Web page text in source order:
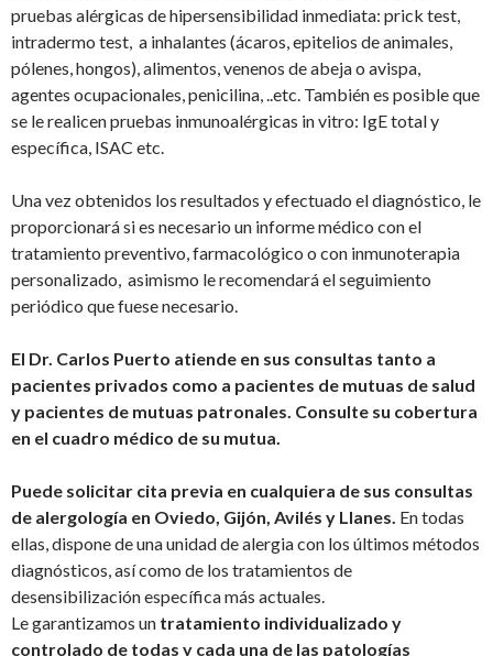
pruebas alérgicas de hipersensibilidad inmediata: prick test,
intradermo test, a inhalantes (ácaros, epitelios de animales,
pólenes, hongos), alimentos, venenos de abeja o avispa,
agentes ocupacionales, penicilina, ..etc. También es posible que
se le realicen pruebas inmunoalérgicas in vitro: IgE total y
específica, ISAC etc.
Una vez obtenidos los resultados y efectuado el diagnóstico, le
proporcionará si es necesario un informe médico con el
tratamiento preventivo, farmacológico o con inmunoterapia
personalizado, asimismo le recomendará el seguimiento
periódico que fuese necesario.
El Dr. Carlos Puerto atiende en sus consultas tanto a
pacientes privados como a pacientes de mutuas de salud
y pacientes de mutuas patronales. Consulte su cobertura
en el cuadro médico de su mutua.
Puede solicitar cita previa en cualquiera de sus consultas
de alergología en Oviedo, Gijón, Avilés y Llanes. En todas
ellas, dispone de una unidad de alergia con los últimos métodos
diagnósticos, así como de los tratamientos de
desensibilización específica más actuales.
Le garantizamos un tratamiento individualizado y
controlado de todas y cada una de las patologías